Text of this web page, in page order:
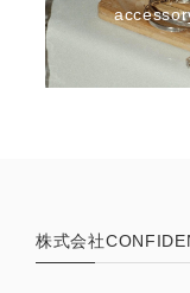
株式会社